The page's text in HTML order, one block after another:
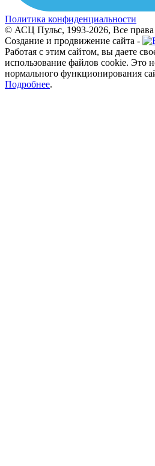
Политика конфиденциальности
© АСЦ Пульс, 1993-2026, Все
Создание и продвижение сайта -
Работая с этим сайтом, вы даете
использование файлов cookie. Это
нормального функционирования
Подробнее.